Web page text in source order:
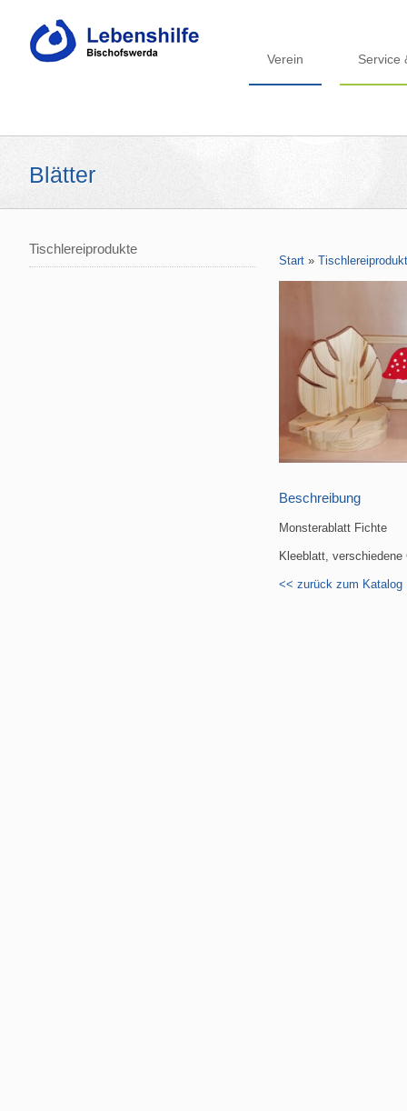
Verein Service
Blätter
Tischlereiprodukte
Start »
Beschreibung
Monsterablatt Fichte
Kleeblatt, verschiedene
<< zurück zum Katalog